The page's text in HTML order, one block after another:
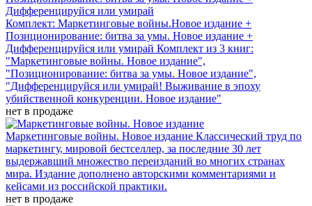
Комплект: Маркетинговые войны.Новое издание +
Позиционирование: битва за умы. Новое издание +
Дифференцируйся или умирай Комплект из 3 книг:
"Маркетинговые войны. Новое издание",
"Позиционирование: битва за умы. Новое издание",
"Дифференцируйся или умирай! Выживание в эпоху
убийственной конкуренции. Новое издание"
нет в продаже
Маркетинговые войны. Новое издание Классический труд по
маркетингу, мировой бестселлер, за последние 30 лет
выдержавший множество переизданий во многих странах
мира. Издание дополнено авторскими комментариями и
кейсами из российской практики.
нет в продаже